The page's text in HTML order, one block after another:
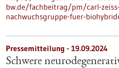
bw.de/fachbeitrag/pm/carl-
nachwuchsgruppe-fuer-
Pressemitteilung - 19.09.2024
Schwere